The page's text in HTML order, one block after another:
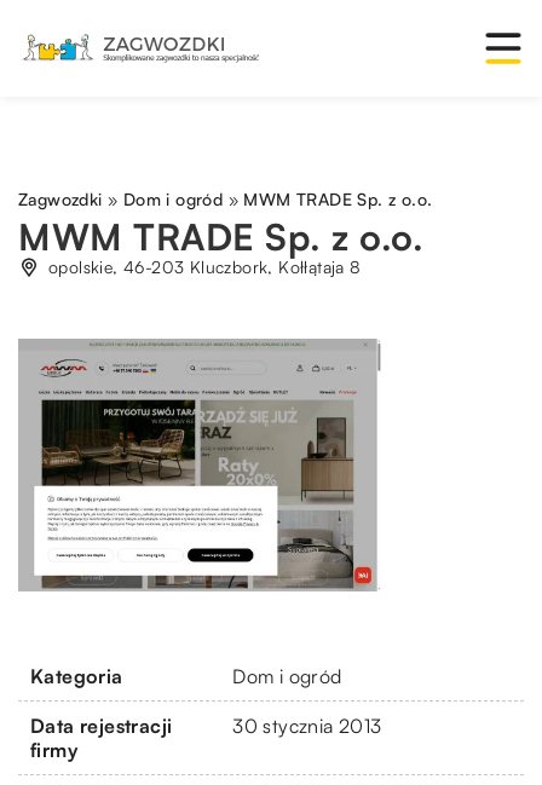
Zagwozdki » Dom i ogród » MWM TRADE Sp. z o.o.
MWM TRADE Sp. z o.o.
opolskie, 46-203 Kluczbork, Kołłątaja 8
Kategoria Dom i ogród
Data rejestracji
firmy
30 stycznia 2013